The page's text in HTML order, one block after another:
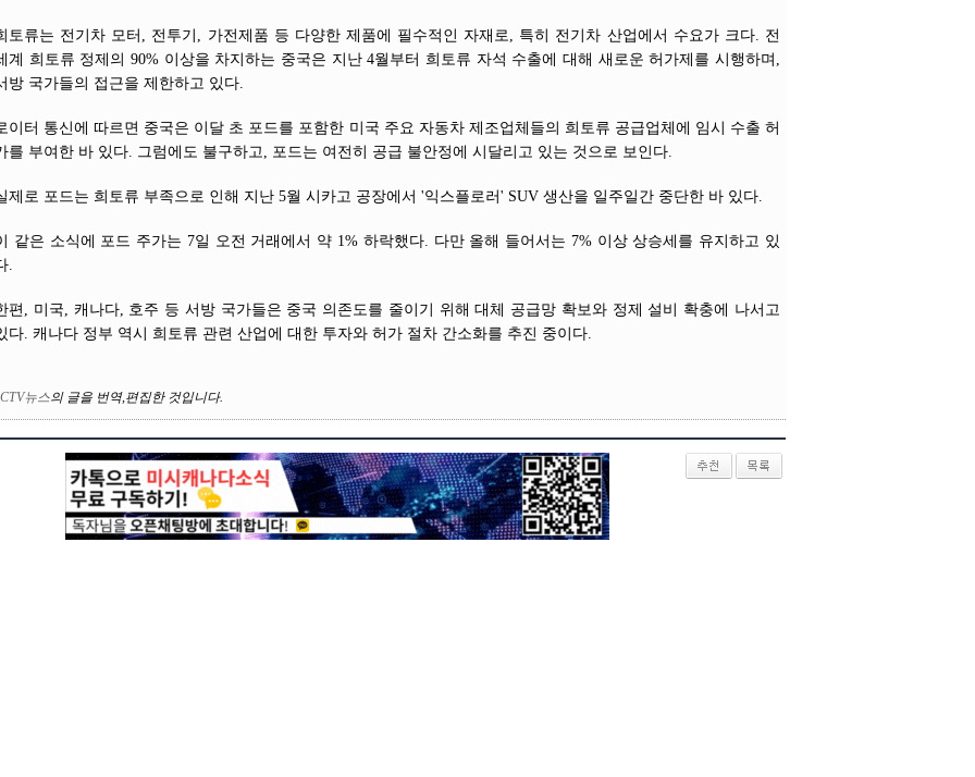
토류는 전기차 모터, 전투기, 가전제품 등 다양한 제품에 필수적인 자재로, 특히 전기차 산업에서 수요가 크다. 전
계 희토류 정제의 90% 이상을 차지하는 중국은 지난 4월부터 희토류 자석 수출에 대해 새로운 허가제를 시행하며,
방 국가들의 접근을 제한하고 있다.
이터 통신에 따르면 중국은 이달 초 포드를 포함한 미국 주요 자동차 제조업체들의 희토류 공급업체에 임시 수출 허
를 부여한 바 있다. 그럼에도 불구하고, 포드는 여전히 공급 불안정에 시달리고 있는 것으로 보인다.
제로 포드는 희토류 부족으로 인해 지난 5월 시카고 공장에서 '익스플로러' SUV 생산을 일주일간 중단한 바 있다.
같은 소식에 포드 주가는 7일 오전 거래에서 약 1% 하락했다. 다만 올해 들어서는 7% 이상 상승세를 유지하고 있
.
편, 미국, 캐나다, 호주 등 서방 국가들은 중국 의존도를 줄이기 위해 대체 공급망 확보와 정제 설비 확충에 나서고
다. 캐나다 정부 역시 희토류 관련 산업에 대한 투자와 허가 절차 간소화를 추진 중이다.
CTV뉴스의 글을 번역,편집한 것입니다.